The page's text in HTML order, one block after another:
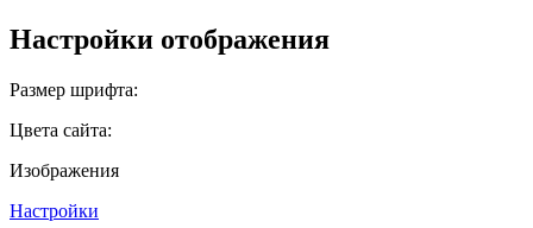
Настройки отображения
Размер шрифта:
Цвета сайта:
Изображения
Настройки